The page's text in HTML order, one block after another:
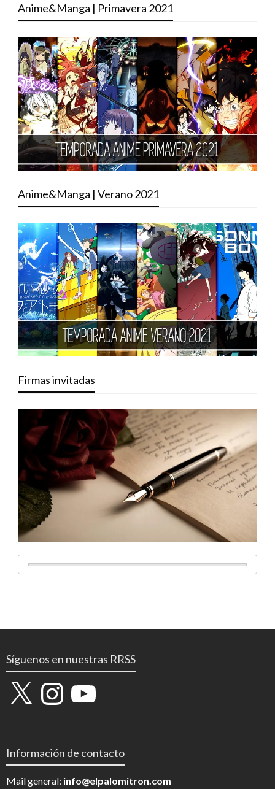
Anime&Manga | Primavera 2021
Anime&Manga | Verano 2021
Firmas invitadas
Síguenos en nuestras RRSS
X InstagramYouTube
Información de contacto
Mail general: info@elpalomitron.com